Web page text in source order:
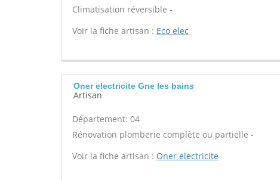
Climatisation réversible -
Voir la fiche artisan : Eco elec
Oner electricite Gne les bains
Artisan
Département: 04
Rénovation plomberie complète ou partielle -
Voir la fiche artisan : Oner electricite